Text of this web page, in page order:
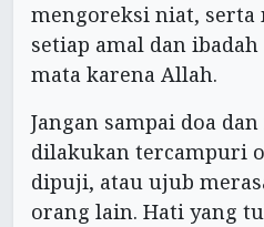
mengoreksi niat, serta
setiap amal dan
mata karena Allah.
Jangan sampai doa
dilakukan tercampuri
dipuji, atau ujub
orang lain. Hati yang